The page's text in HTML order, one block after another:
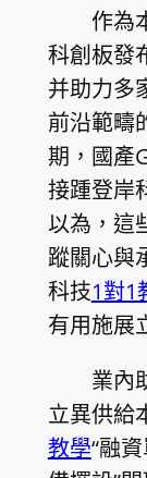
作為
科創板發
并助力多
前沿範疇
期，國產
接踵登岸
以為，這
蹤關心與
科技1對1
有用施展
業內
立異供給
教學“融